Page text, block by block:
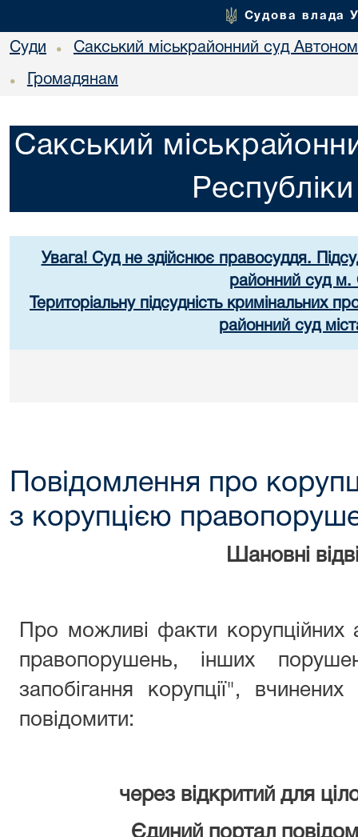
Судова влада
Суди • Сакський міськрайонний суд
• Громадянам
Сакський
Увага! Суд не здійснює правосуддя.
районний суд м.
Територіальну підсудність кримінальних
районний суд
Повідомлення про
з корупцією
Шановні
Про можливі факти
правопорушень, інших
запобігання корупції", вчинених
повідомити:
через відкритий для
Єдиний портал